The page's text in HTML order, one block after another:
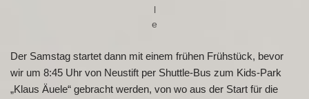
e
Der Samstag startet dann mit einem frühen Frühstück, bevor
wir um 8:45 Uhr von Neustift per Shuttle-Bus zum Kids-Park
„Klaus Äuele“ gebracht werden, von wo aus der Start für die